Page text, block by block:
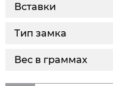
Вставки
Тип замка
Вес в граммах